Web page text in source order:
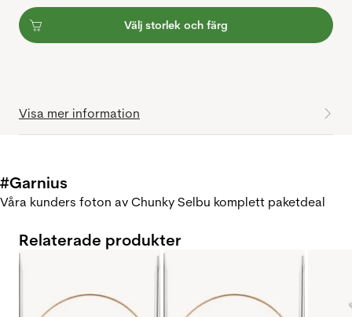
Välj storlek och färg
Visa mer information
#Garnius
Våra kunders foton av Chunky Selbu komplett paketdeal
Relaterade produkter